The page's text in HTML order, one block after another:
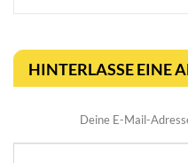
HINTERLASSE EINE
Deine E-Mail-